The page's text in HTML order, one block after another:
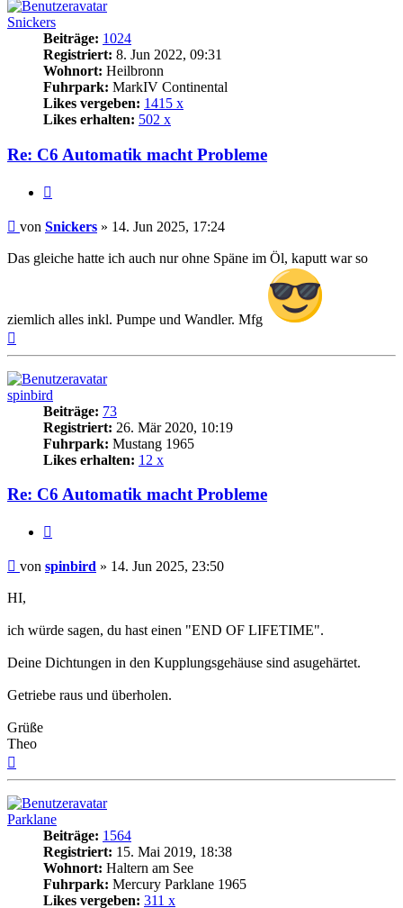
Snickers
Beiträge: 1024
Registriert: 8. Jun 2022, 09:31
Wohnort: Heilbronn
Fuhrpark: MarkIV Continental
Likes vergeben: 1415 x
Likes erhalten: 502 x
Re: C6 Automatik macht Probleme
Beitrag
von Snickers » 14. Jun 2025, 17:24
Das gleiche hatte ich auch nur ohne Späne im Öl, kaputt war so
ziemlich alles inkl. Pumpe und Wandler. Mfg
spinbird
Beiträge: 73
Registriert: 26. Mär 2020, 10:19
Fuhrpark: Mustang 1965
Likes erhalten: 12 x
Re: C6 Automatik macht Probleme
Beitrag
von spinbird » 14. Jun 2025, 23:50
HI,
ich würde sagen, du hast einen "END OF LIFETIME".
Deine Dichtungen in den Kupplungsgehäuse sind asugehärtet.
Getriebe raus und überholen.
Grüße
Theo
Parklane
Beiträge: 1564
Registriert: 15. Mai 2019, 18:38
Wohnort: Haltern am See
Fuhrpark: Mercury Parklane 1965
Likes vergeben: 311 x